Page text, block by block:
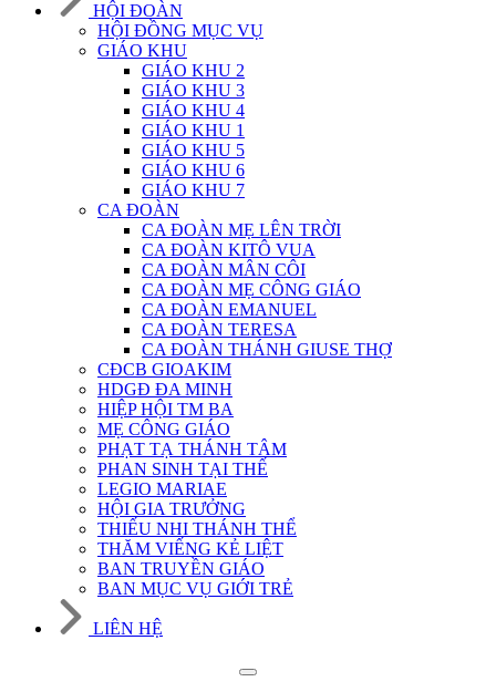
HỘI ĐOÀN
HỘI ĐỒNG MỤC VỤ
GIÁO KHU
GIÁO KHU 2
GIÁO KHU 3
GIÁO KHU 4
GIÁO KHU 1
GIÁO KHU 5
GIÁO KHU 6
GIÁO KHU 7
CA ĐOÀN
CA ĐOÀN MẸ LÊN TRỜI
CA ĐOÀN KITÔ VUA
CA ĐOÀN MÂN CÔI
CA ĐOÀN MẸ CÔNG GIÁO
CA ĐOÀN EMANUEL
CA ĐOÀN TERESA
CA ĐOÀN THÁNH GIUSE THỢ
CĐCB GIOAKIM
HDGĐ ĐA MINH
HIỆP HỘI TM BA
MẸ CÔNG GIÁO
PHẠT TẠ THÁNH TÂM
PHAN SINH TẠI THẾ
LEGIO MARIAE
HỘI GIA TRƯỞNG
THIẾU NHI THÁNH THỂ
THĂM VIẾNG KẺ LIỆT
BAN TRUYỀN GIÁO
BAN MỤC VỤ GIỚI TRẺ
LIÊN HỆ